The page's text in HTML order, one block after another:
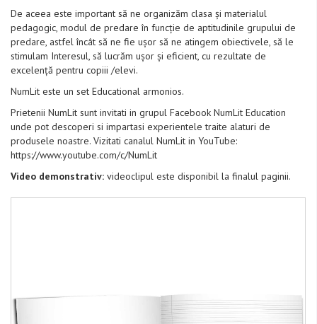
De aceea este important să ne organizăm clasa și materialul
pedagogic, modul de predare în funcție de aptitudinile grupului de
predare, astfel încât să ne fie ușor să ne atingem obiectivele, să le
stimulam Interesul, să lucrăm ușor și eficient, cu rezultate de
excelență pentru copiii /elevi.
NumLit este un set Educational armonios.
Prietenii NumLit sunt invitati in grupul Facebook NumLit Education
unde pot descoperi si impartasi experientele traite alaturi de
produsele noastre. Vizitati canalul NumLit in YouTube:
https://www.youtube.com/c/NumLit
Video demonstrativ: videoclipul este disponibil la finalul paginii.